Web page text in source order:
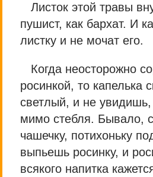
Листок этой травы
пушист, как бархат. И
листку и не мочат его.
Когда неосторожно
росинкой, то капелька
светлый, и не увидишь,
мимо стебля. Бывало,
чашечку, потихоньку
выпьешь росинку, и
всякого напитка